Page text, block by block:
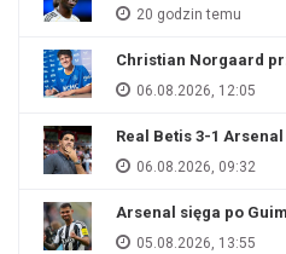
20 godzin temu
Christian Norgaard
06.08.2026, 12:05
Real Betis 3-1
06.08.2026, 09:32
Arsenal sięga po
05.08.2026, 13:55